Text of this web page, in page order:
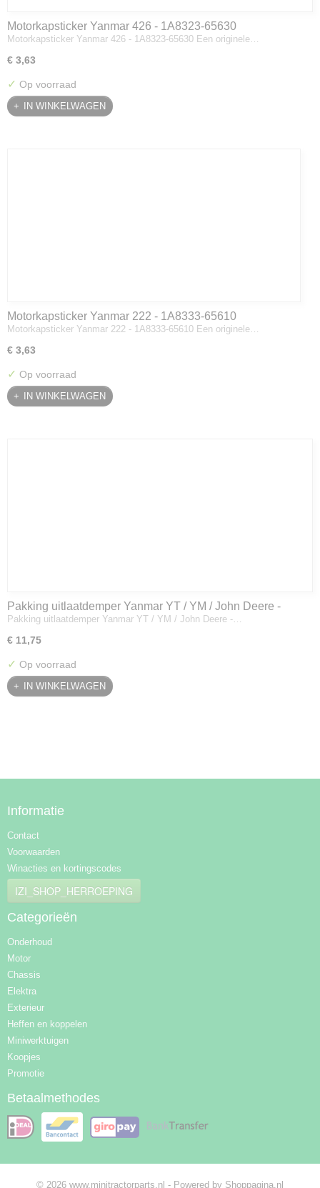
Motorkapsticker Yanmar 426 - 1A8323-65630
Motorkapsticker Yanmar 426 - 1A8323-65630 Een originele…
€ 3,63
✓ Op voorraad
IN WINKELWAGEN
Motorkapsticker Yanmar 222 - 1A8333-65610
Motorkapsticker Yanmar 222 - 1A8333-65610 Een originele…
€ 3,63
✓ Op voorraad
IN WINKELWAGEN
Pakking uitlaatdemper Yanmar YT / YM / John Deere -
128300-13230
Pakking uitlaatdemper Yanmar YT / YM / John Deere -…
€ 11,75
✓ Op voorraad
IN WINKELWAGEN
Informatie
Contact
Voorwaarden
Winacties en kortingscodes
IZI_SHOP_HERROEPING
Categorieën
Onderhoud
Motor
Chassis
Elektra
Exterieur
Heffen en koppelen
Miniwerktuigen
Koopjes
Promotie
Betaalmethodes
© 2026 www.minitractorparts.nl - Powered by Shoppagina.nl